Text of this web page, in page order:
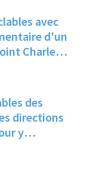
avec
d'un
Charles
des
directions
y
le temps